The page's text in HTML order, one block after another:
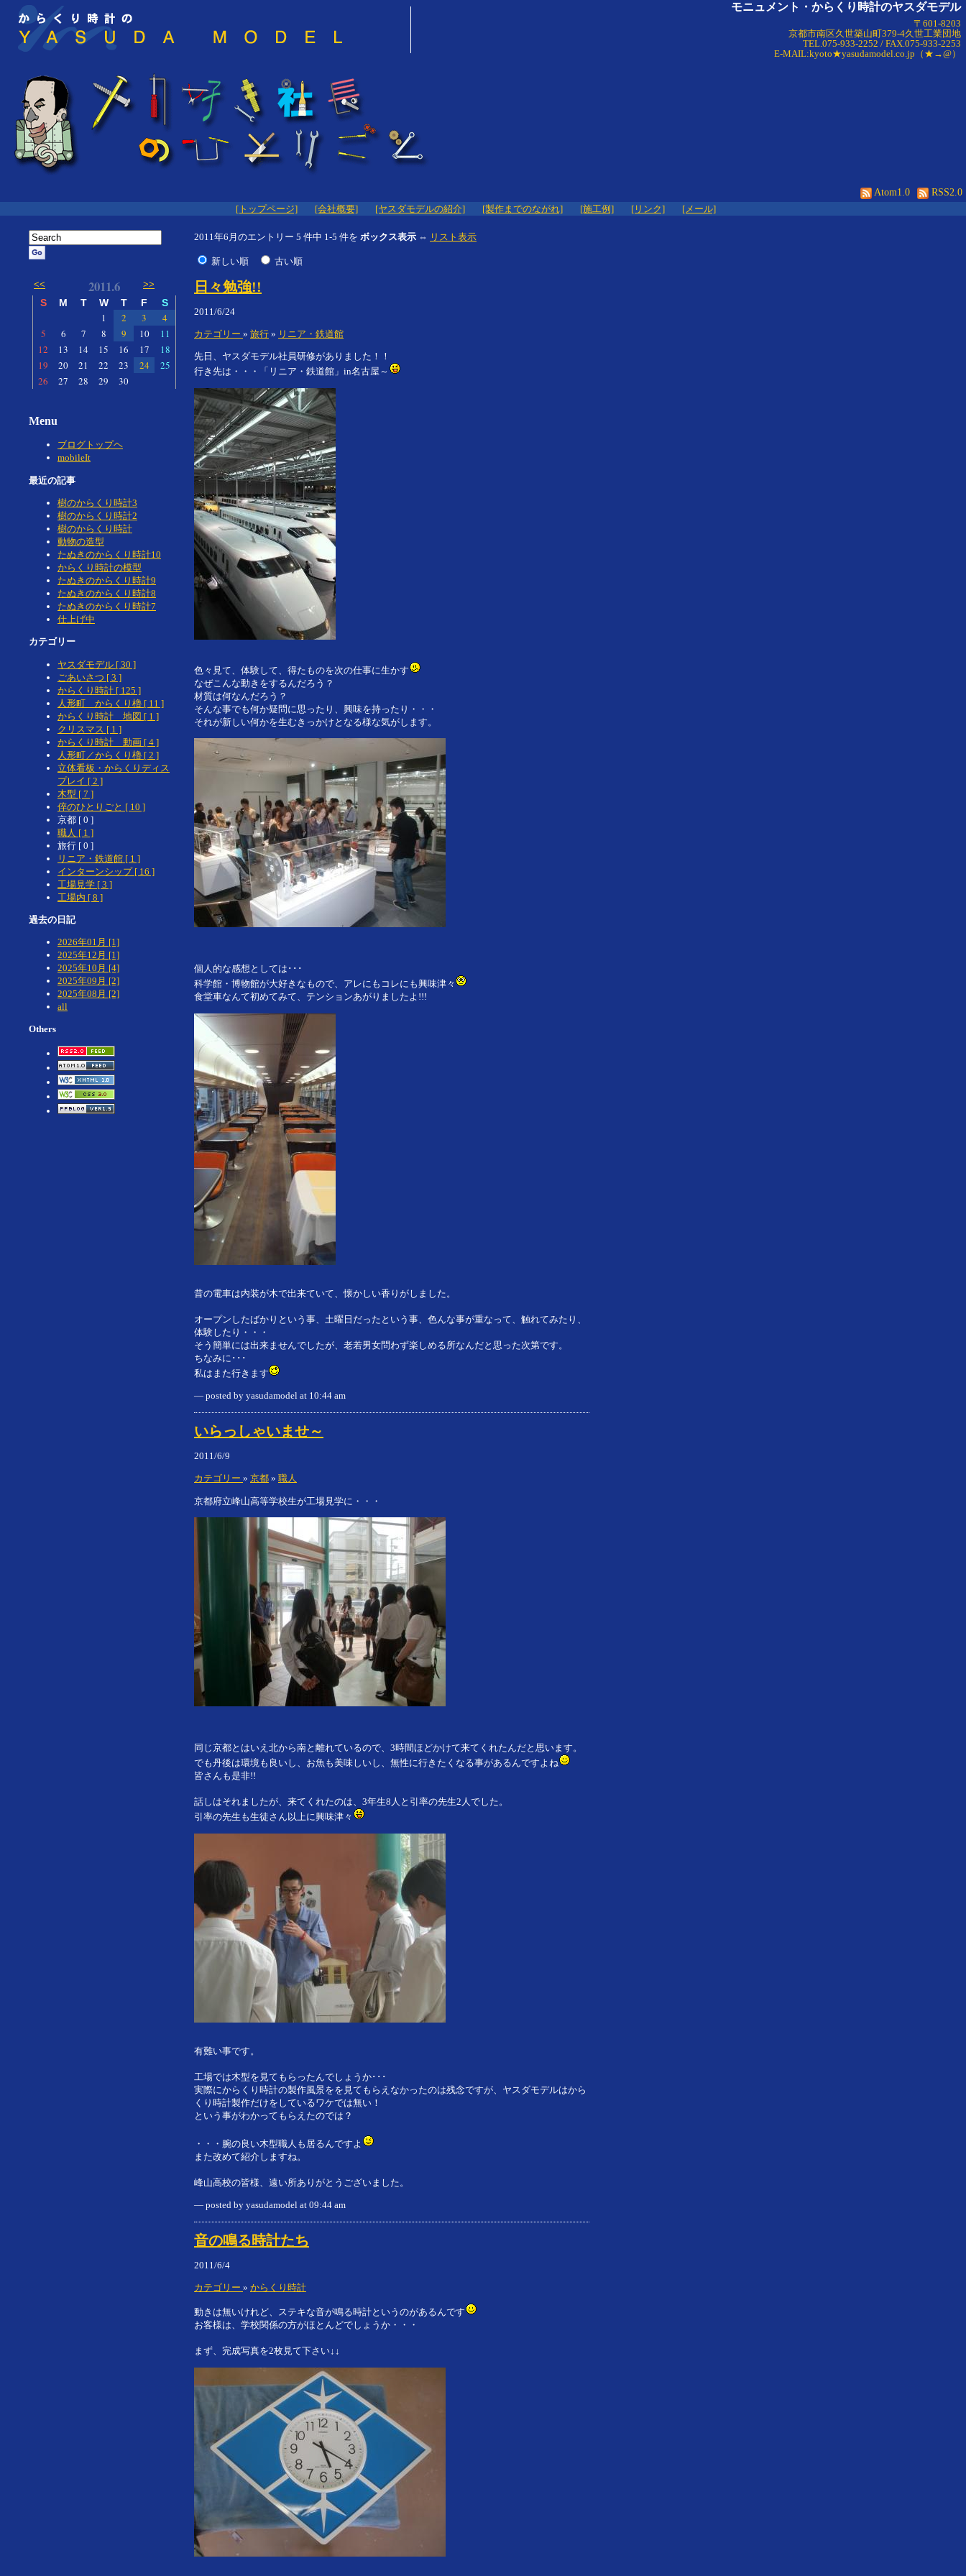
モニュメント・からくり時計のヤスダモデル
〒601-8203
京都市南区久世築山町379-4久世工業団地
TEL.075-933-2252 / FAX.075-933-2253
E-MAIL:kyoto★yasudamodel.co.jp（★→@）
RSS2.0
Atom1.0
[トップページ]
[会社概要] [ヤスダモデルの紹介] [製作までのながれ] [施工例] [リンク] [メール]
2011年6月のエントリー 5 件中 1-5 件を ボックス表示 ⇔ リスト表示
新しい順 古い順
日々勉強!!
2011/6/24
カテゴリー » 旅行 » リニア・鉄道館
先日、ヤスダモデル社員研修がありました！！
行き先は・・・「リニア・鉄道館」in名古屋～
色々見て、体験して、得たものを次の仕事に生かす
なぜこんな動きをするんだろう？
材質は何なんだろう？
そんな事でも何か疑問に思ったり、興味を持ったり・・・
それが新しい何かを生むきっかけとなる様な気がします。
個人的な感想としては･･･
科学館・博物館が大好きなもので、アレにもコレにも興味津々
食堂車なんて初めてみて、テンションあがりましたよ!!!
昔の電車は内装が木で出来ていて、懐かしい香りがしました。
オープンしたばかりという事、土曜日だったという事、色んな事が重なって、触れてみたり、
体験したり・・・
そう簡単には出来ませんでしたが、老若男女問わず楽しめる所なんだと思った次第です。
ちなみに･･･
私はまた行きます
— posted by yasudamodel at 10:44 am
いらっしゃいませ～
2011/6/9
カテゴリー » 京都 » 職人
京都府立峰山高等学校生が工場見学に・・・
同じ京都とはいえ北から南と離れているので、3時間ほどかけて来てくれたんだと思います。
でも丹後は環境も良いし、お魚も美味しいし、無性に行きたくなる事があるんですよね
皆さんも是非!!
話しはそれましたが、来てくれたのは、3年生8人と引率の先生2人でした。
引率の先生も生徒さん以上に興味津々
有難い事です。
工場では木型を見てもらったんでしょうか･･･
実際にからくり時計の製作風景をを見てもらえなかったのは残念ですが、ヤスダモデルはから
くり時計製作だけをしているワケでは無い！
という事がわかってもらえたのでは？
・・・腕の良い木型職人も居るんですよ
また改めて紹介しますね。
峰山高校の皆様、遠い所ありがとうございました。
— posted by yasudamodel at 09:44 am
音の鳴る時計たち
2011/6/4
カテゴリー » からくり時計
動きは無いけれど、ステキな音が鳴る時計というのがあるんです
お客様は、学校関係の方がほとんどでしょうか・・・
まず、完成写真を2枚見て下さい↓↓
<< 2011.6 >>
S M T W T F S
1 2 3
4
5
6 7 8 9 10
11
12
13 14 15 16 17
18
19
20 21 22 23 24
25
26
27 28 29 30
Menu
ブログトップヘ
mobileIt
最近の記事
樹のからくり時計3
樹のからくり時計2
樹のからくり時計
動物の造型
たぬきのからくり時計10
からくり時計の模型
たぬきのからくり時計9
たぬきのからくり時計8
たぬきのからくり時計7
仕上げ中
カテゴリー
ヤスダモデル [ 30 ]
ごあいさつ [ 3 ]
からくり時計 [ 125 ]
人形町 からくり櫓 [ 11 ]
からくり時計 地図 [ 1 ]
クリスマス [ 1 ]
からくり時計 動画 [ 4 ]
人形町／からくり櫓 [ 2 ]
立体看板・からくりディス
プレイ [ 2 ]
木型 [ 7 ]
倅のひとりごと [ 10 ]
京都 [ 0 ]
職人 [ 1 ]
旅行 [ 0 ]
リニア・鉄道館 [ 1 ]
インターンシップ [ 16 ]
工場見学 [ 3 ]
工場内 [ 8 ]
過去の日記
2026年01月 [1]
2025年12月 [1]
2025年10月 [4]
2025年09月 [2]
2025年08月 [2]
all
Others